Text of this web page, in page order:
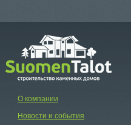
О компании
Новости и события